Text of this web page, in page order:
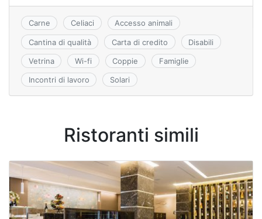
o
k
p s
s
ni
ki
Carne Celiaci Accesso animali
Cantina di qualità Carta di credito Disabili
Vetrina Wi-fi Coppie Famiglie
Incontri di lavoro Solari
Ristoranti simili